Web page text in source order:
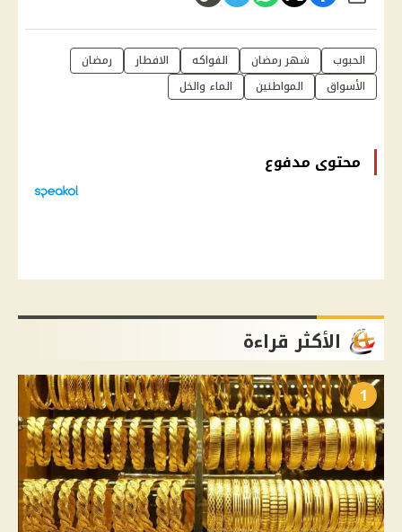
الحبوب شهر رمضان الفواكه الافطار
رمضان
الأسواق
المواطنين الماء والخل
محتوى مدفوع
الأكثر قراءة
1